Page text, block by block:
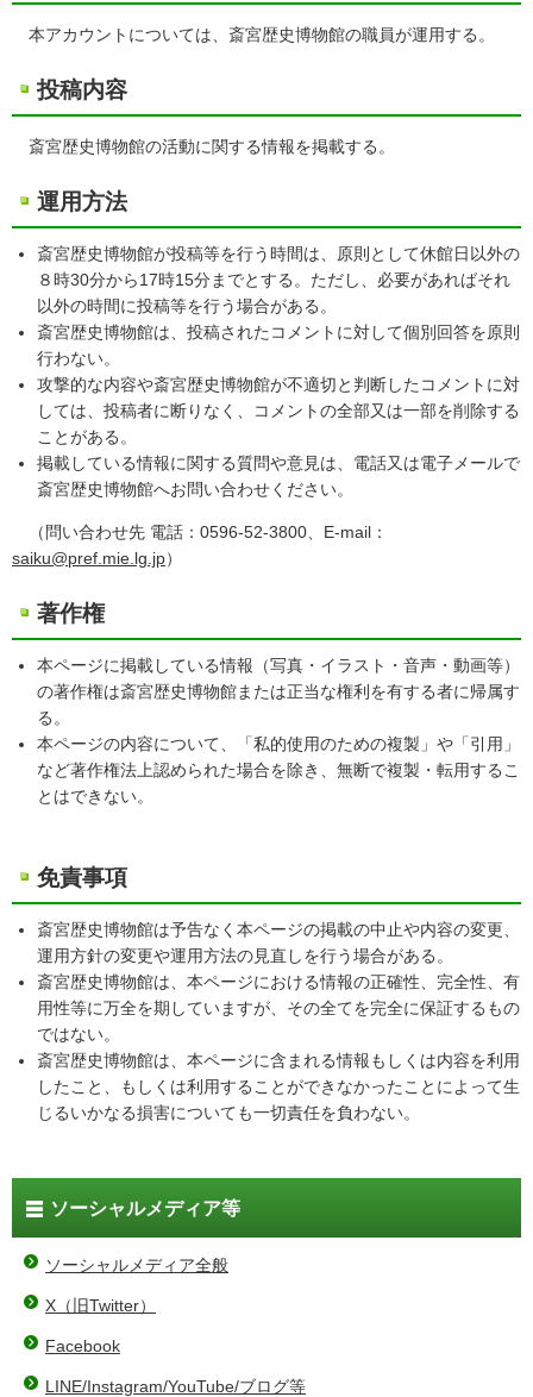
本アカウントについては、斎宮歴史博物館の職員が運用する。
投稿内容
斎宮歴史博物館の活動に関する情報を掲載する。
運用方法
斎宮歴史博物館が投稿等を行う時間は、原則として休館日以外の
８時30分から17時15分までとする。ただし、必要があればそれ
以外の時間に投稿等を行う場合がある。
斎宮歴史博物館は、投稿されたコメントに対して個別回答を原則
行わない。
攻撃的な内容や斎宮歴史博物館が不適切と判断したコメントに対
しては、投稿者に断りなく、コメントの全部又は一部を削除する
ことがある。
掲載している情報に関する質問や意見は、電話又は電子メールで
斎宮歴史博物館へお問い合わせください。
（問い合わせ先 電話：0596-52-3800、E-mail：
saiku@pref.mie.lg.jp）
著作権
本ページに掲載している情報（写真・イラスト・音声・動画等）
の著作権は斎宮歴史博物館または正当な権利を有する者に帰属す
る。
本ページの内容について、「私的使用のための複製」や「引用」
など著作権法上認められた場合を除き、無断で複製・転用するこ
とはできない。
免責事項
斎宮歴史博物館は予告なく本ページの掲載の中止や内容の変更、
運用方針の変更や運用方法の見直しを行う場合がある。
斎宮歴史博物館は、本ページにおける情報の正確性、完全性、有
用性等に万全を期していますが、その全てを完全に保証するもの
ではない。
斎宮歴史博物館は、本ページに含まれる情報もしくは内容を利用
したこと、もしくは利用することができなかったことによって生
じるいかなる損害についても一切責任を負わない。
ソーシャルメディア等
ソーシャルメディア全般
X（旧Twitter）
Facebook
LINE/Instagram/YouTube/ブログ等